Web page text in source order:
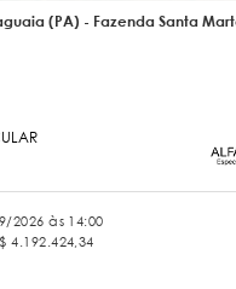
(PA) - Fazenda Santa
2026 às 14:00
4.192.424,34